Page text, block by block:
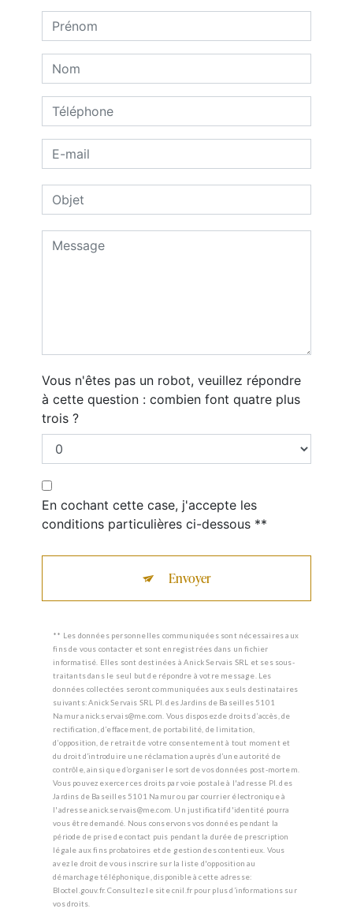
Vous n'êtes pas un robot, veuillez répondre
à cette question : combien font quatre plus
trois ?
En cochant cette case, j'accepte les
conditions particulières ci-dessous **
Envoyer
** Les données personnelles communiquées sont nécessaires aux
fins de vous contacter et sont enregistrées dans un fichier
informatisé. Elles sont destinées à Anick Servais SRL et ses sous-
traitants dans le seul but de répondre à votre message. Les
données collectées seront communiquées aux seuls destinataires
suivants: Anick Servais SRL Pl. des Jardins de Baseilles 5101
Namur anick.servais@me.com. Vous disposez de droits d’accès, de
rectification, d’effacement, de portabilité, de limitation,
d’opposition, de retrait de votre consentement à tout moment et
du droit d’introduire une réclamation auprès d’une autorité de
contrôle, ainsi que d’organiser le sort de vos données post-mortem.
Vous pouvez exercer ces droits par voie postale à l'adresse Pl. des
Jardins de Baseilles 5101 Namur ou par courrier électronique à
l'adresse anick.servais@me.com. Un justificatif d'identité pourra
vous être demandé. Nous conservons vos données pendant la
période de prise de contact puis pendant la durée de prescription
légale aux fins probatoires et de gestion des contentieux. Vous
avez le droit de vous inscrire sur la liste d'opposition au
démarchage téléphonique, disponible à cette adresse:
Bloctel.gouv.fr. Consultez le site cnil.fr pour plus d’informations sur
vos droits.